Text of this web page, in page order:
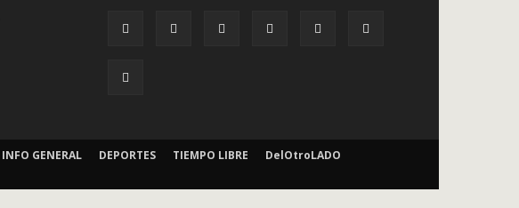
INFO GENERAL DEPORTES TIEMPO LIBRE
DelOtroLADO